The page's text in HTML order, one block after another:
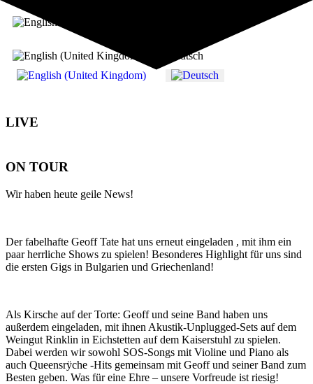
Sprache auswählen
LIVE
ON TOUR
Wir haben heute geile News!
Der fabelhafte Geoff Tate hat uns erneut eingeladen , mit ihm ein
paar herrliche Shows zu spielen! Besonderes Highlight für uns sind
die ersten Gigs in Bulgarien und Griechenland!
Als Kirsche auf der Torte: Geoff und seine Band haben uns
außerdem eingeladen, mit ihnen Akustik-Unplugged-Sets auf dem
Weingut Rinklin in Eichstetten auf dem Kaiserstuhl zu spielen.
Dabei werden wir sowohl SOS-Songs mit Violine und Piano als
auch Queensrÿche -Hits gemeinsam mit Geoff und seiner Band zum
Besten geben. Was für eine Ehre – unsere Vorfreude ist riesig!